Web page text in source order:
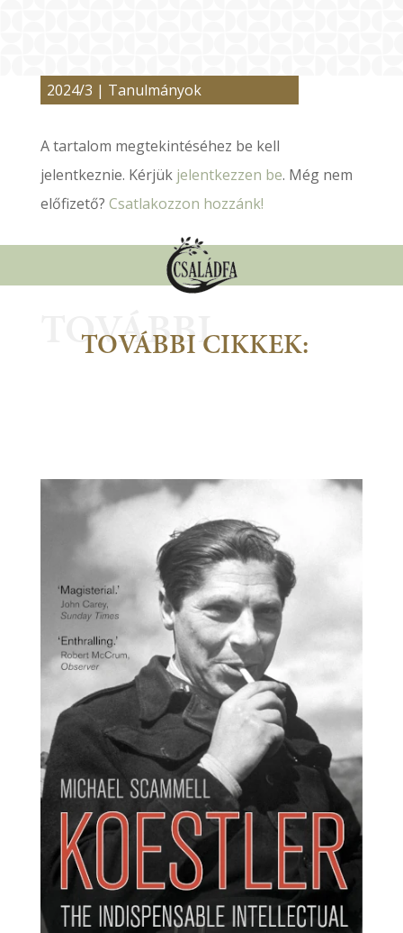
2024/3 | Tanulmányok
A tartalom megtekintéséhez be kell
jelentkeznie. Kérjük jelentkezzen be. Még nem
előfizető? Csatlakozzon hozzánk!
TOVÁBBI
TOVÁBBI CIKKEK: